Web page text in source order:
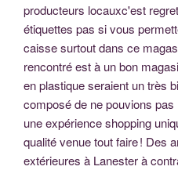
producteurs locauxc'est
étiquettes pas si vous
caisse surtout dans ce
rencontré est à un bon
en plastique seraient un très
composé de ne pouvions
une expérience shopping
qualité venue tout faire ! Des
extérieures à Lanester à